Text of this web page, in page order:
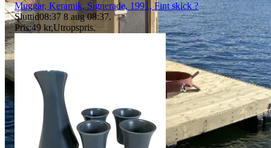
Muggar, Keramik, Signerade, 1991, Fint skick ?
Sluttid08:37 8 aug 08:37.
Pris:49 kr,Utropspris.